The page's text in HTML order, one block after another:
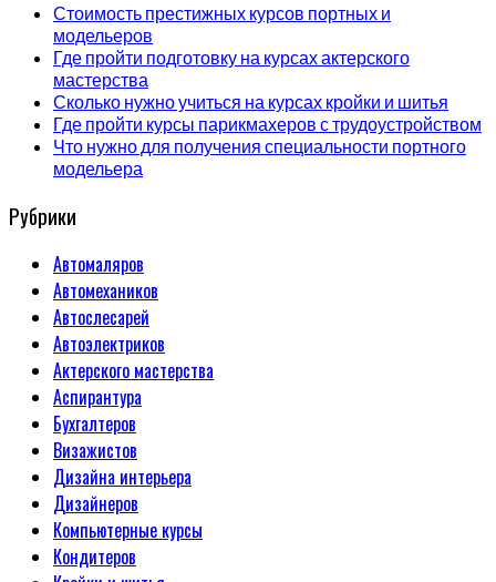
Стоимость престижных курсов портных и
модельеров
Где пройти подготовку на курсах актерского
мастерства
Сколько нужно учиться на курсах кройки и шитья
Где пройти курсы парикмахеров с трудоустройством
Что нужно для получения специальности портного
модельера
Рубрики
Автомаляров
Автомехаников
Автослесарей
Автоэлектриков
Актерского мастерства
Аспирантура
Бухгалтеров
Визажистов
Дизайна интерьера
Дизайнеров
Компьютерные курсы
Кондитеров